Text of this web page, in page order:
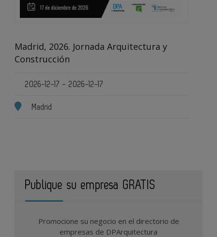
Madrid, 2026. Jornada Arquitectura y
Construcción
2026-12-17 - 2026-12-17
Madrid
Publique su empresa GRATIS
Promocione su negocio en el directorio de
empresas de DPArquitectura